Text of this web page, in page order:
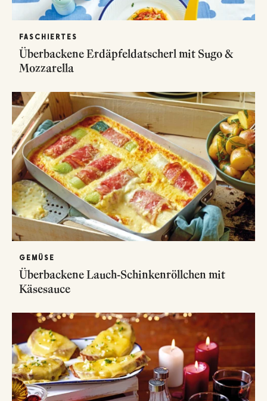
FASCHIERTES
Überbackene Erdäpfeldatscherl mit Sugo &
Mozzarella
GEMÜSE
Überbackene Lauch-Schinkenröllchen mit
Käsesauce